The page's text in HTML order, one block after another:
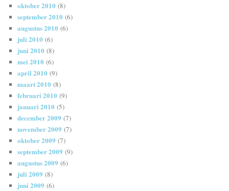
oktober 2010 (8)
september 2010 (6)
augustus 2010 (6)
juli 2010 (6)
juni 2010 (8)
mei 2010 (6)
april 2010 (9)
maart 2010 (8)
februari 2010 (9)
januari 2010 (5)
december 2009 (7)
november 2009 (7)
oktober 2009 (7)
september 2009 (9)
augustus 2009 (6)
juli 2009 (8)
juni 2009 (6)